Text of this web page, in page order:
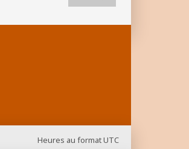
Heures au formatUTC